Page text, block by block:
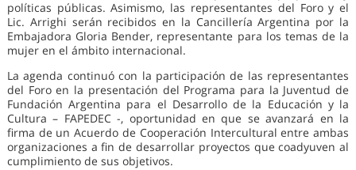
políticas públicas. Asimismo, las representantes del Foro y el
Lic. Arrighi serán recibidos en la Cancillería Argentina por la
Embajadora Gloria Bender, representante para los temas de la
mujer en el ámbito internacional.
La agenda continuó con la participación de las representantes
del Foro en la presentación del Programa para la Juventud de
Fundación Argentina para el Desarrollo de la Educación y la
Cultura – FAPEDEC -, oportunidad en que se avanzará en la
firma de un Acuerdo de Cooperación Intercultural entre ambas
organizaciones a fin de desarrollar proyectos que coadyuven al
cumplimiento de sus objetivos.